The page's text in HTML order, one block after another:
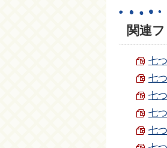
関連
七
七
七
七
七